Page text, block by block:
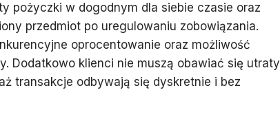
pożyczki w dogodnym dla siebie czasie oraz
przedmiot po uregulowaniu zobowiązania.
oprocentowanie oraz możliwość
Dodatkowo klienci nie muszą obawiać się utraty
transakcje odbywają się dyskretnie i bez